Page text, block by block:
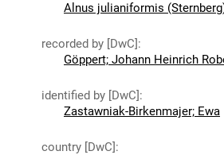
Alnus julianiformis
recorded by [DwC]:
Göppert; Johann Heinrich
identified by [DwC]:
Zastawniak-Birkenmajer; Ewa
country [DwC]: